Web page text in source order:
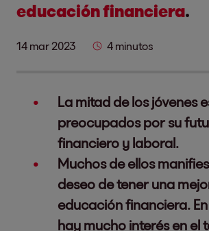
educación financiera.
14 mar 2023 4 minutos
La mitad de los jóvenes
preocupados por su
financiero y laboral.
Muchos de ellos
deseo de tener una
educación financiera.
hay mucho interés en el